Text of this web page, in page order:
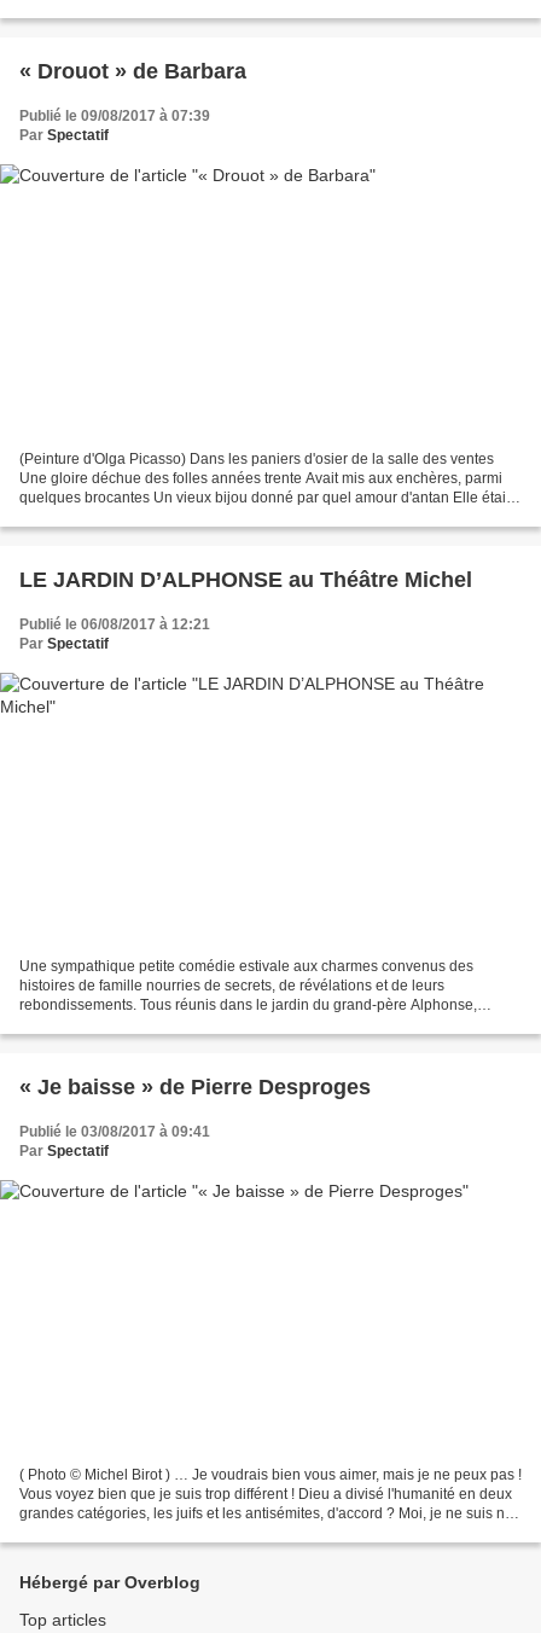
« Drouot » de Barbara
Publié le 09/08/2017 à 07:39
Par Spectatif
(Peinture d'Olga Picasso) Dans les paniers d'osier de la salle des ventes
Une gloire déchue des folles années trente Avait mis aux enchères, parmi
quelques brocantes Un vieux bijou donné par quel amour d'antan Elle était
LE JARDIN D’ALPHONSE au Théâtre Michel
Publié le 06/08/2017 à 12:21
Par Spectatif
Une sympathique petite comédie estivale aux charmes convenus des
histoires de famille nourries de secrets, de révélations et de leurs
rebondissements. Tous réunis dans le jardin du grand-père Alphonse,
« Je baisse » de Pierre Desproges
Publié le 03/08/2017 à 09:41
Par Spectatif
( Photo © Michel Birot ) … Je voudrais bien vous aimer, mais je ne peux pas !
Vous voyez bien que je suis trop différent ! Dieu a divisé l'humanité en deux
grandes catégories, les juifs et les antisémites, d'accord ? Moi, je ne suis ni
Hébergé par Overblog
Top articles